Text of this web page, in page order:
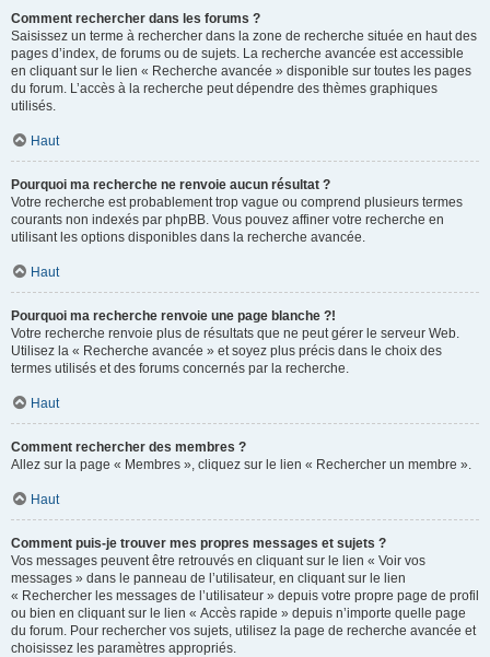
Comment rechercher dans les forums ?
Saisissez un terme à rechercher dans la zone de recherche située en haut des
pages d’index, de forums ou de sujets. La recherche avancée est accessible
en cliquant sur le lien « Recherche avancée » disponible sur toutes les pages
du forum. L’accès à la recherche peut dépendre des thèmes graphiques
utilisés.
Haut
Pourquoi ma recherche ne renvoie aucun résultat ?
Votre recherche est probablement trop vague ou comprend plusieurs termes
courants non indexés par phpBB. Vous pouvez affiner votre recherche en
utilisant les options disponibles dans la recherche avancée.
Haut
Pourquoi ma recherche renvoie une page blanche ?!
Votre recherche renvoie plus de résultats que ne peut gérer le serveur Web.
Utilisez la « Recherche avancée » et soyez plus précis dans le choix des
termes utilisés et des forums concernés par la recherche.
Haut
Comment rechercher des membres ?
Allez sur la page « Membres », cliquez sur le lien « Rechercher un membre ».
Haut
Comment puis-je trouver mes propres messages et sujets ?
Vos messages peuvent être retrouvés en cliquant sur le lien « Voir vos
messages » dans le panneau de l’utilisateur, en cliquant sur le lien
« Rechercher les messages de l’utilisateur » depuis votre propre page de profil
ou bien en cliquant sur le lien « Accès rapide » depuis n’importe quelle page
du forum. Pour rechercher vos sujets, utilisez la page de recherche avancée et
choisissez les paramètres appropriés.